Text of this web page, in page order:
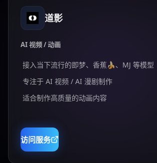
道影
AI 视频 / 动画
接入当下流行的即梦、香蕉🍌、MJ 等模型
专注于 AI 视频 / AI 漫剧制作
适合制作高质量的动画内容
访问服务